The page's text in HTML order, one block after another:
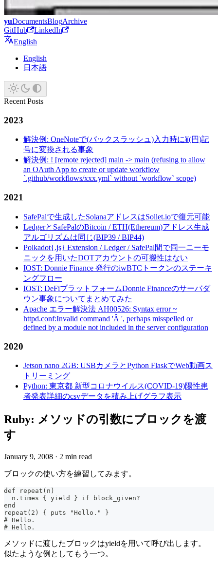
yuDocumentsBlogArchive
GitHub
LinkedIn
English
English
日本語
Recent Posts
2023
解決例: OneNoteで(バックスラッシュ)入力時に¥(円)記
号に変換される事象
解決例: ! [remote rejected] main -> main (refusing to allow
an OAuth App to create or update workflow
`.github/workflows/xxx.yml` without `workflow` scope)
2021
SafePalで生成したSolanaアドレスはSollet.ioで復元可能
LedgerとSafePalのBitcoin / ETH(Ethereum)アドレス生成
アルゴリズムは同じ(BIP39 / BIP44)
Polkadot{.js} Extension / Ledger / SafePal間で同一ニーモ
ニックを用いたDOTアカウントの可搬性はない
IOST: Donnie Finance 発行のiwBTCトークンのステーキ
ングフロー
IOST: DeFiプラットフォームDonnie Financeのサーバダ
ウン事象についてまとめてみた
Apache エラー解決法 AH00526: Syntax error ~
httpd.conf:Invalid command 'Â ', perhaps misspelled or
defined by a module not included in the server configuration
2020
Jetson nano 2GB: USBカメラとPython FlaskでWeb動画ス
トリーミング
Python: 東京都 新型コロナウイルス(COVID-19)陽性患
者発表詳細のcsvデータを積み上げグラフ表示
Ruby: メソッドの引数にブロックを渡
す
January 9, 2008 · 2 min read
ブロックの使い方を練習してみます。
def repeat(n)
  n.times { yield } if block_given?
end
repeat(2) { puts "Hello." }
# Hello.
# Hello.
メソッドに渡したブロックはyieldを用いて呼び出します。
似たような例としてもう一つ。